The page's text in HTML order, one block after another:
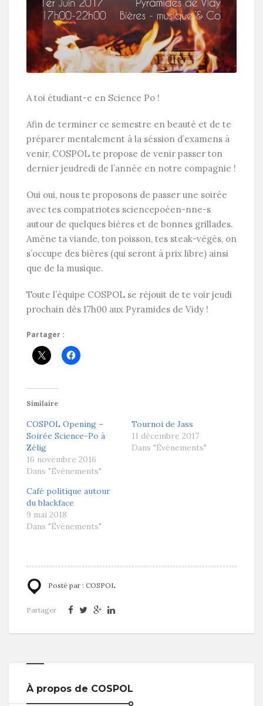
A toi étudiant-e en Science Po !
Afin de terminer ce semestre en beauté et de te
préparer mentalement à la séssion d’examens à
venir, COSPOL te propose de venir passer ton
dernier jeudredi de l’année en notre compagnie !
Oui oui, nous te proposons de passer une soirée
avec tes compatriotes sciencepoéen-nne-s
autour de quelques bières et de bonnes grillades.
Amène ta viande, ton poisson, tes steak-végés, on
s’occupe des bières (qui seront à prix libre) ainsi
que de la musique.
Toute l’équipe COSPOL se réjouit de te voir jeudi
prochain dès 17h00 aux Pyramides de Vidy !
Partager :
Similaire
COSPOL Opening –
Soirée Science-Po à
Zélig
16 novembre 2016
Dans "Évènements"
Tournoi de Jass
11 décembre 2017
Dans "Évènements"
Café politique autour
du blackface
9 mai 2018
Dans "Évènements"
Posté par : COSPOL
Partager
À propos de COSPOL